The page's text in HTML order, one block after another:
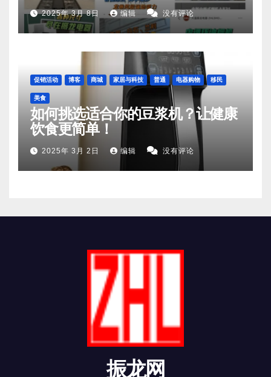
2025年 3月 8日 编辑 没有评论
促销活动 博客 商城 家居与科技 普通 电器购物 移民
美食
如何挑选适合你的豆浆机？让健康
饮食更简单！
2025年 3月 2日 编辑 没有评论
振龙网